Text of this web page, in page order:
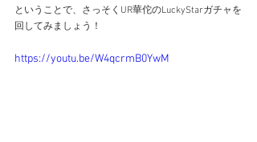
ということで、さっそくUR華佗のLuckyStarガチャを
回してみましょう！
https://youtu.be/W4qcrmB0YwM